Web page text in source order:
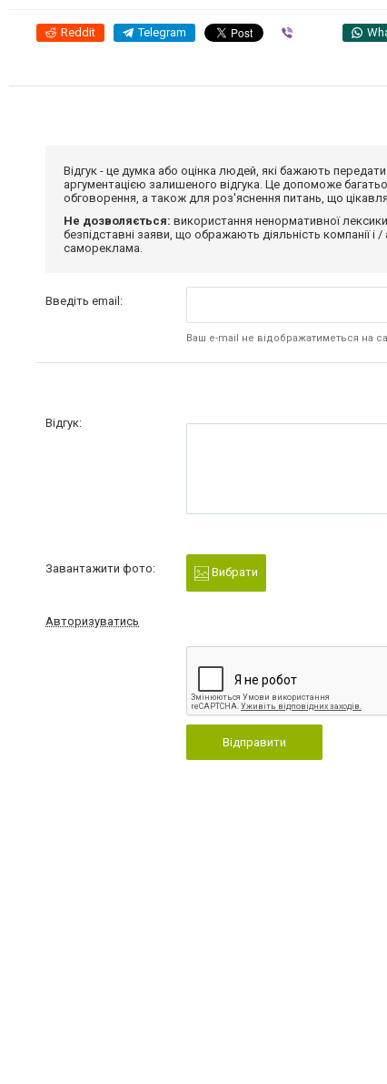
Reddit Telegram
Відгук - це думка або оцінка людей, які бажають
аргументацією залишеного відгука. Це допоможе
обговорення, а також для роз'яснення питань, що
Не дозволяється: використання ненормативної
безпідставні заяви, що ображають діяльність компанії і
самореклама.
Введіть email:
Ваш e-mail не відображатиметься на
Відгук:
Завантажити фото: Вибрати
Авторизуватись
Відправити